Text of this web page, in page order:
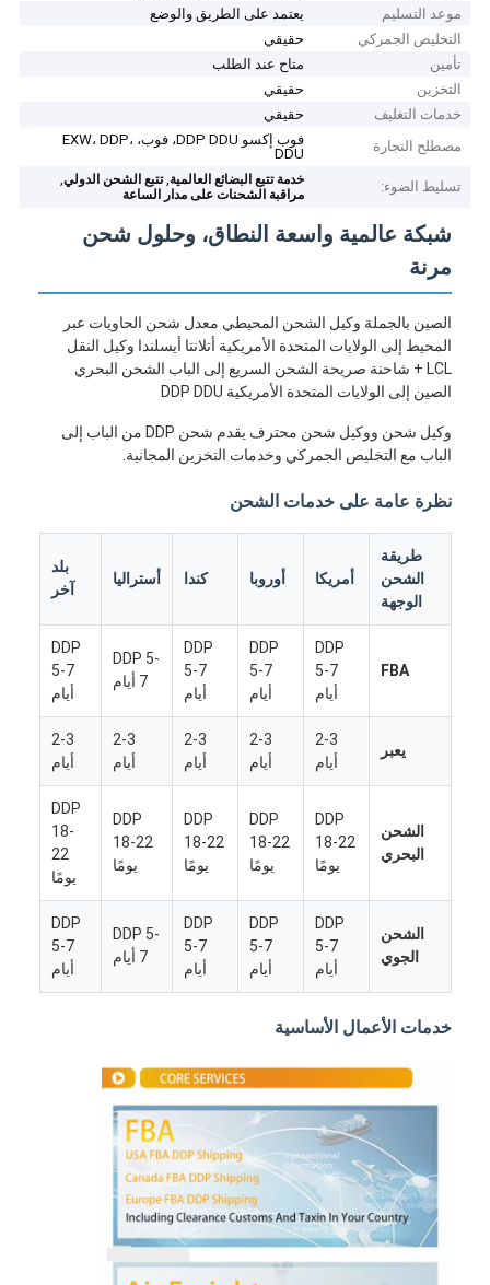
منزل
موعد التسليم
يعتمد على الطريق والوضع
التخليص الجمركي
حقيقي
تأمين
متاح عند الطلب
التخزين
حقيقي
خدمات التغليف
حقيقي
مصطلح التجارة
فوب إكسو DDP DDU، فوب، EXW، DDP،
DDU
تسليط الضوء:
خدمة تتبع البضائع العالمية,تتبع الشحن الدولي,
مراقبة الشحنات على مدار الساعة
شبكة عالمية واسعة النطاق، وحلول شحن
مرنة
الصين بالجملة وكيل الشحن المحيطي معدل شحن الحاويات عبر
المحيط إلى الولايات المتحدة الأمريكية أتلانتا أيسلندا وكيل النقل
LCL + شاحنة صريحة الشحن السريع إلى الباب الشحن البحري
الصين إلى الولايات المتحدة الأمريكية DDP DDU
وكيل شحن ووكيل شحن محترف يقدم شحن DDP من الباب إلى
الباب مع التخليص الجمركي وخدمات التخزين المجانية.
نظرة عامة على خدمات الشحن
طريقة
الشحن
الوجهة
أمريكا أوروبا كندا أستراليا
بلد
آخر
FBA
DDP
5-7
أيام
DDP
5-7
أيام
DDP
5-7
أيام
DDP 5-
7 أيام
DDP
5-7
أيام
يعبر
2-3
أيام
2-3
أيام
2-3
أيام
2-3
أيام
2-3
أيام
الشحن
البحري
DDP
18-22
يومًا
DDP
18-22
يومًا
DDP
18-22
يومًا
DDP
18-22
يومًا
DDP
18-
22
يومًا
الشحن
الجوي
DDP
5-7
أيام
DDP
5-7
أيام
DDP
5-7
أيام
DDP 5-
7 أيام
DDP
5-7
أيام
خدمات الأعمال الأساسية